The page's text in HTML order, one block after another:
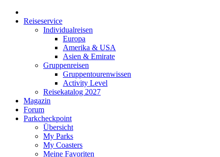
Reiseservice
Individualreisen
Europa
Amerika & USA
Asien & Emirate
Gruppenreisen
Gruppentourenwissen
Activity Level
Reisekatalog 2027
Magazin
Forum
Parkcheckpoint
Übersicht
My Parks
My Coasters
Meine Favoriten